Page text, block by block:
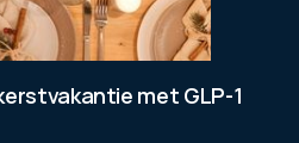
met GLP-1